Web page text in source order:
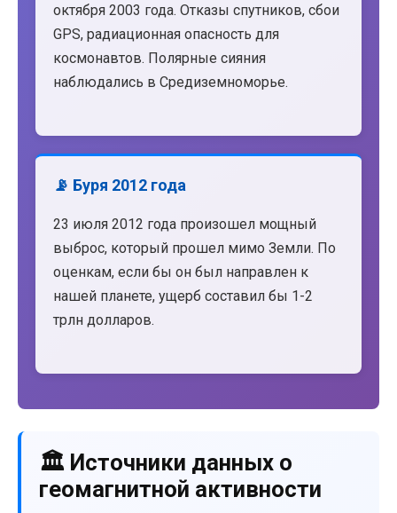
октября 2003 года. Отказы спутников, сбои
GPS, радиационная опасность для
космонавтов. Полярные сияния
наблюдались в Средиземноморье.
📡 Буря 2012 года
23 июля 2012 года произошел мощный
выброс, который прошел мимо Земли. По
оценкам, если бы он был направлен к
нашей планете, ущерб составил бы 1-2
трлн долларов.
🏛️ Источники данных о
геомагнитной активности